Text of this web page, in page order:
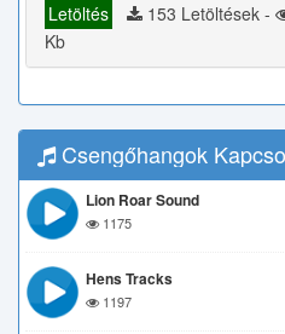
Letöltés 153 Letöltések -
Kb
Csengőhangok
Lion Roar Sound
1175
Hens Tracks
1197